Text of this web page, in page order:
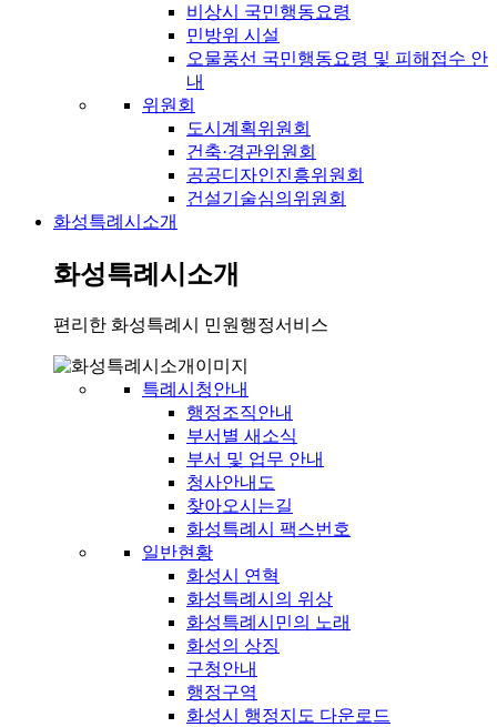
비상시 국민행동요령
민방위 시설
오물풍선 국민행동요령 및 피해접수 안
내
위원회
도시계획위원회
건축·경관위원회
공공디자인진흥위원회
건설기술심의위원회
화성특례시소개
화성특례시소개
편리한 화성특례시 민원행정서비스
특례시청안내
행정조직안내
부서별 새소식
부서 및 업무 안내
청사안내도
찾아오시는길
화성특례시 팩스번호
일반현황
화성시 연혁
화성특례시의 위상
화성특례시민의 노래
화성의 상징
구청안내
행정구역
화성시 행정지도 다운로드